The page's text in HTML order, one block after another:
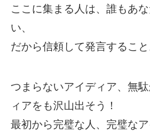
ここに集まる人は、誰もあ
い、
だから信頼して発言すること
つまらないアイディア、無
ィアをも沢山出そう！
最初から完璧な人、完璧なア